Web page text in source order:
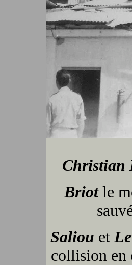
Christian
Briotle
Saliou et
collision en